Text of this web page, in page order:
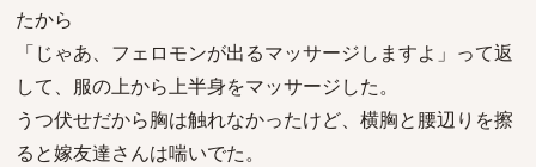
たから
「じゃあ、フェロモンが出るマッサージしますよ」って返
して、服の上から上半身をマッサージした。
うつ伏せだから胸は触れなかったけど、横胸と腰辺りを擦
ると嫁友達さんは喘いでた。